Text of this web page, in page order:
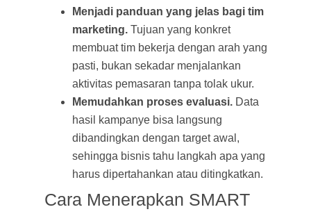
Menjadi panduan yang jelas bagi tim
marketing.Tujuan yang konkret
membuat tim bekerja dengan arah yang
pasti, bukan sekadar menjalankan
aktivitas pemasaran tanpa tolak ukur.
Memudahkan proses evaluasi.Data
hasil kampanye bisa langsung
dibandingkan dengan target awal,
sehingga bisnis tahu langkah apa yang
harus dipertahankan atau ditingkatkan.
Cara Menerapkan SMART